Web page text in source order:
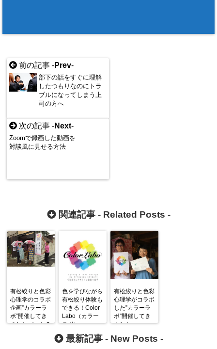
前の記事 -Prev-
部下の話をすぐに理解
したつもりなのにトラ
ブルになってしまう上
司の方へ
次の記事 -Next-
Zoomで録画した動画を
対談風に見せる方法
関連記事 - Related Posts -
有松絞りと色彩
心理学のコラボ
企画”カラーラ
ボ”開催してき
ましたパート２
色を学びながら
有松絞り体験も
できる！Color
Labo（カラー
ラボ）
有松絞りと色彩
心理学がコラボ
した”カラーラ
ボ”開催してき
ました
最新記事 - New Posts -